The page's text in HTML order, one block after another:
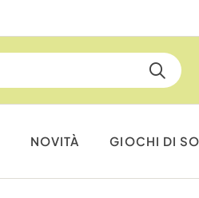
NOVITÀ GIOCHI DI